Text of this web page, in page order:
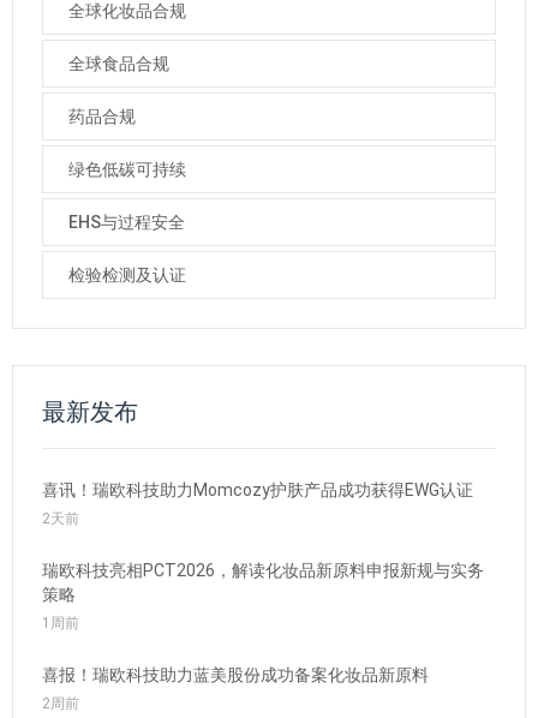
全球化妆品合规
全球食品合规
药品合规
绿色低碳可持续
EHS与过程安全
检验检测及认证
最新发布
喜讯！瑞欧科技助力Momcozy护肤产品成功获得EWG认证
2天前
瑞欧科技亮相PCT2026，解读化妆品新原料申报新规与实务
策略
1周前
喜报！瑞欧科技助力蓝美股份成功备案化妆品新原料
2周前